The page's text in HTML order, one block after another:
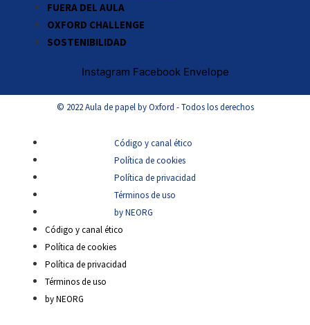
FUERA DEL AULA
OXFORD CHALLENGE
SOSTENIBILIDAD
Instagram Facebook Envelope
© 2022 Aula de papel by Oxford - Todos los derechos
Código y canal ético
Política de cookies
Política de privacidad
Términos de uso
by NEORG
Código y canal ético
Política de cookies
Política de privacidad
Términos de uso
by NEORG